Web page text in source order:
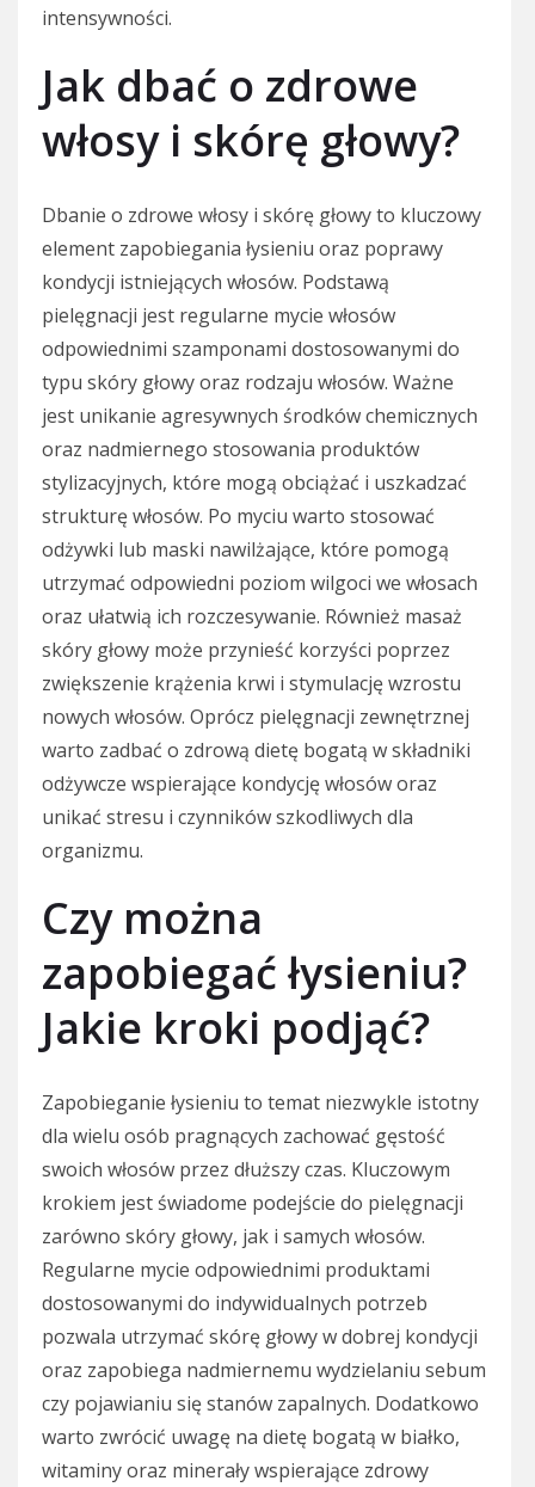
intensywności.
Jak dbać o zdrowe
włosy i skórę głowy?
Dbanie o zdrowe włosy i skórę głowy to kluczowy
element zapobiegania łysieniu oraz poprawy
kondycji istniejących włosów. Podstawą
pielęgnacji jest regularne mycie włosów
odpowiednimi szamponami dostosowanymi do
typu skóry głowy oraz rodzaju włosów. Ważne
jest unikanie agresywnych środków chemicznych
oraz nadmiernego stosowania produktów
stylizacyjnych, które mogą obciążać i uszkadzać
strukturę włosów. Po myciu warto stosować
odżywki lub maski nawilżające, które pomogą
utrzymać odpowiedni poziom wilgoci we włosach
oraz ułatwią ich rozczesywanie. Również masaż
skóry głowy może przynieść korzyści poprzez
zwiększenie krążenia krwi i stymulację wzrostu
nowych włosów. Oprócz pielęgnacji zewnętrznej
warto zadbać o zdrową dietę bogatą w składniki
odżywcze wspierające kondycję włosów oraz
unikać stresu i czynników szkodliwych dla
organizmu.
Czy można
zapobiegać łysieniu?
Jakie kroki podjąć?
Zapobieganie łysieniu to temat niezwykle istotny
dla wielu osób pragnących zachować gęstość
swoich włosów przez dłuższy czas. Kluczowym
krokiem jest świadome podejście do pielęgnacji
zarówno skóry głowy, jak i samych włosów.
Regularne mycie odpowiednimi produktami
dostosowanymi do indywidualnych potrzeb
pozwala utrzymać skórę głowy w dobrej kondycji
oraz zapobiega nadmiernemu wydzielaniu sebum
czy pojawianiu się stanów zapalnych. Dodatkowo
warto zwrócić uwagę na dietę bogatą w białko,
witaminy oraz minerały wspierające zdrowy